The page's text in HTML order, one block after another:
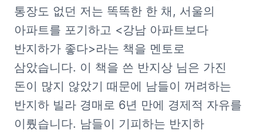
통장도 없던 저는 똑똑한 한 채, 서울의
아파트를 포기하고 <강남 아파트보다
반지하가 좋다>라는 책을 멘토로
삼았습니다. 이 책을 쓴 반지상 님은 가진
돈이 많지 않았기 때문에 남들이 꺼려하는
반지하 빌라 경매로 6년 만에 경제적 자유를
이뤘습니다. 남들이 기피하는 반지하